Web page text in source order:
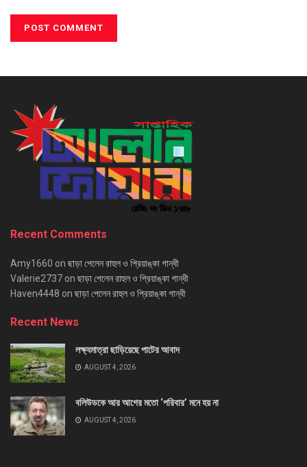
Recent Comments
Amy1660 on ছাড়া পেলেন রাহুল ও প্রিয়াঙ্কা গান্ধী
Valerie2737 on ছাড়া পেলেন রাহুল ও প্রিয়াঙ্কা গান্ধী
Haven4448 on ছাড়া পেলেন রাহুল ও প্রিয়াঙ্কা গান্ধী
Recent News
লক্ষ্যমাত্রা ছাড়িয়েছে পাটের আবাদ
AUGUST 4, 2026
বলিউডকে আর আগের মতো ‘পরিবার’ মনে হয় না
AUGUST 4, 2026